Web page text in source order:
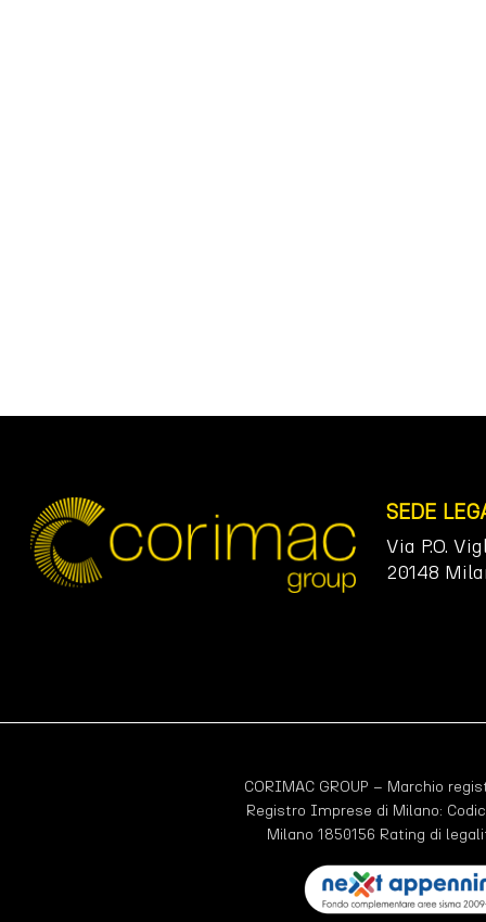
SEDE
Via P.O.
20148
CORIMAC GROUP – Marchio
Registro Imprese di Milano:
Milano 1850156 Rating di